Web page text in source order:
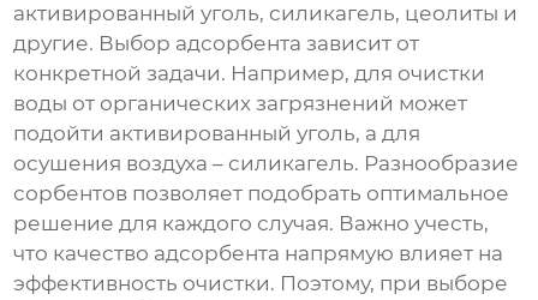
активированный уголь, силикагель, цеолиты и
другие. Выбор адсорбента зависит от
конкретной задачи. Например, для очистки
воды от органических загрязнений может
подойти активированный уголь, а для
осушения воздуха – силикагель. Разнообразие
сорбентов позволяет подобрать оптимальное
решение для каждого случая. Важно учесть,
что качество адсорбента напрямую влияет на
эффективность очистки. Поэтому, при выборе